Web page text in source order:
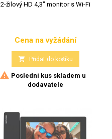
2-žilový HD 4,3" monitor s Wi-Fi
Cena
Cena na vyžádání
 Přidat do košíku
 Poslední kus skladem u
dodavatele